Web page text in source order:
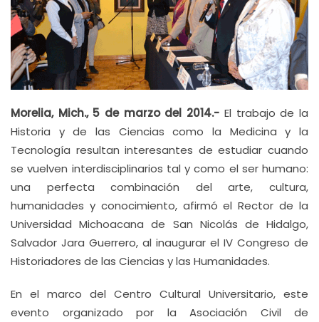
Morelia, Mich., 5 de marzo del 2014.- El trabajo de la
Historia y de las Ciencias como la Medicina y la
Tecnología resultan interesantes de estudiar cuando
se vuelven interdisciplinarios tal y como el ser humano:
una perfecta combinación del arte, cultura,
humanidades y conocimiento, afirmó el Rector de la
Universidad Michoacana de San Nicolás de Hidalgo,
Salvador Jara Guerrero, al inaugurar el IV Congreso de
Historiadores de las Ciencias y las Humanidades.
En el marco del Centro Cultural Universitario, este
evento organizado por la Asociación Civil de